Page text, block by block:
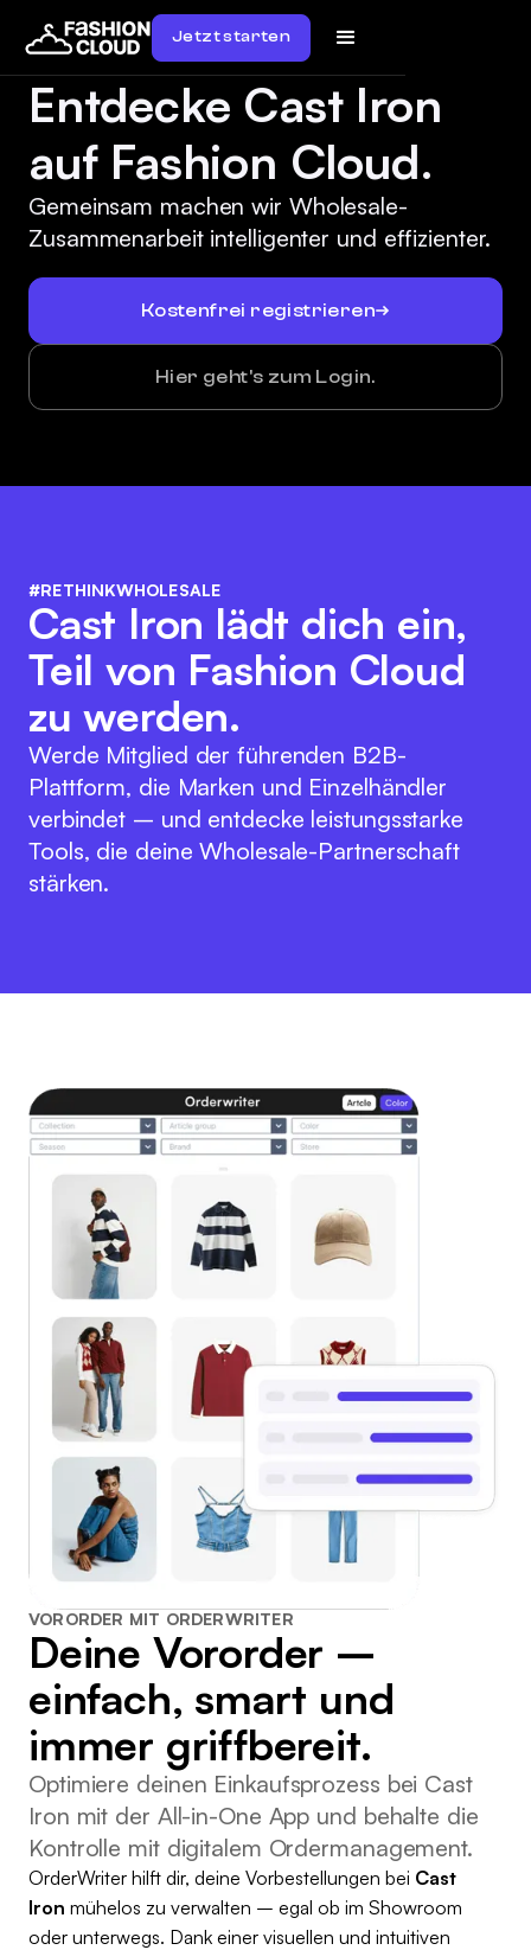
Jetzt starten
Entdecke Cast Iron
auf Fashion Cloud.
Gemeinsam machen wir Wholesale-
Zusammenarbeit intelligenter und effizienter.
Kostenfrei registrieren
Hier geht's zum Login.
#RETHINKWHOLESALE
Cast Iron lädt dich ein,
Teil von Fashion Cloud
zu werden.
Werde Mitglied der führenden B2B-
Plattform, die Marken und Einzelhändler
verbindet – und entdecke leistungsstarke
Tools, die deine Wholesale-Partnerschaft
stärken.
VORORDER MIT ORDERWRITER
Deine Vororder –
einfach, smart und
immer griffbereit.
Optimiere deinen Einkaufsprozess bei Cast
Iron mit der All-in-One App und behalte die
Kontrolle mit digitalem Ordermanagement.
OrderWriter hilft dir, deine Vorbestellungen bei Cast
Iron mühelos zu verwalten – egal ob im Showroom
oder unterwegs. Dank einer visuellen und intuitiven